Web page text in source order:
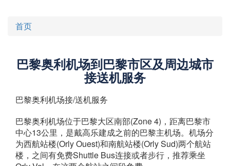
首页
巴黎奥利机场到巴黎市区及周边城市
接送机服务
巴黎奥利机场接/送机服务
巴黎奥利机场位于巴黎大区南部(Zone 4)，距离巴黎市
中心13公里，是戴高乐建成之前的巴黎主机场。机场分
为西航站楼(Orly Ouest)和南航站楼(Orly Sud)两个航站
楼，之间有免费Shuttle Bus连接或者步行，推荐乘坐